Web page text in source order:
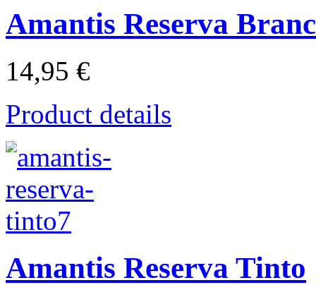
Amantis Reserva
14,95 €
Product details
Amantis Reserva Tinto